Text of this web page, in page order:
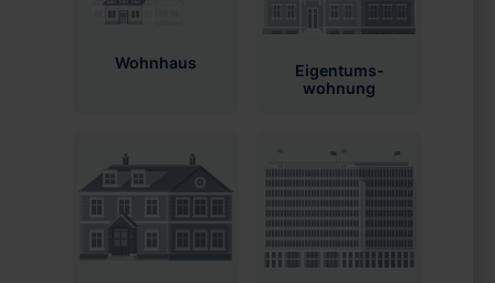
Wohnhaus
Eigentums­
wohnung